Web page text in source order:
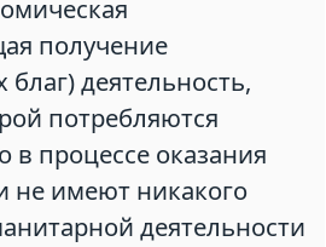
получение
деятельность,
потребляются
в процессе оказания
не имеют никакого
деятельности